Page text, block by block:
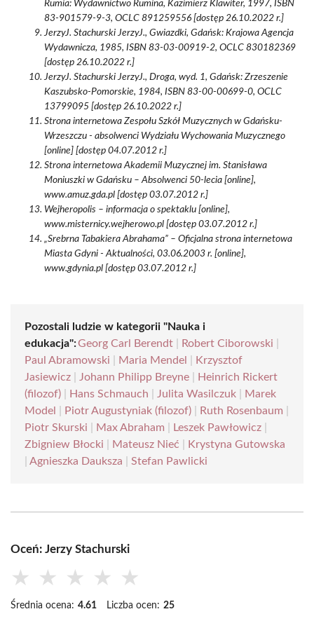
Rumia: Wydawnictwo Rumina, Kazimierz Klawiter, 1997, ISBN
83-901579-9-3, OCLC 891259556 [dostęp 26.10.2022 r.]
JerzyJ. Stachurski JerzyJ., Gwiazdki, Gdańsk: Krajowa Agencja
Wydawnicza, 1985, ISBN 83-03-00919-2, OCLC 830182369
[dostęp 26.10.2022 r.]
JerzyJ. Stachurski JerzyJ., Droga, wyd. 1, Gdańsk: Zrzeszenie
Kaszubsko-Pomorskie, 1984, ISBN 83-00-00699-0, OCLC
13799095 [dostęp 26.10.2022 r.]
Strona internetowa Zespołu Szkół Muzycznych w Gdańsku-
Wrzeszczu - absolwenci Wydziału Wychowania Muzycznego
[online] [dostęp 04.07.2012 r.]
Strona internetowa Akademii Muzycznej im. Stanisława
Moniuszki w Gdańsku – Absolwenci 50-lecia [online],
www.amuz.gda.pl [dostęp 03.07.2012 r.]
Wejheropolis – informacja o spektaklu [online],
www.misternicy.wejherowo.pl [dostęp 03.07.2012 r.]
„Srebrna Tabakiera Abrahama” – Oficjalna strona internetowa
Miasta Gdyni - Aktualności, 03.06.2003 r. [online],
www.gdynia.pl [dostęp 03.07.2012 r.]
Pozostali ludzie w kategorii "Nauka i
edukacja":Georg Carl Berendt Robert Ciborowski
Paul Abramowski
Maria Mendel
Krzysztof
Jasiewicz
Johann Philipp Breyne
Heinrich Rickert
(filozof)
Hans Schmauch Julita Wasilczuk
Marek
Model
Piotr Augustyniak (filozof) Ruth Rosenbaum
Piotr Skurski
Max Abraham Leszek Pawłowicz
Zbigniew Błocki
Mateusz Nieć
Krystyna Gutowska
Agnieszka Dauksza Stefan Pawlicki
Oceń: Jerzy Stachurski
★ ★ ★ ★ ★
Średnia ocena: 4.61 Liczba ocen: 25